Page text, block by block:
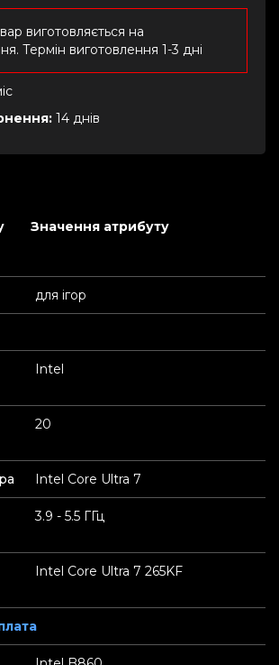
виготовляється на
Термін виготовлення 1-3 дні
14 днів
Значення атрибуту
для ігор
Intel
20
Intel Core Ultra 7
3.9 - 5.5 ГГц
Intel Core Ultra 7 265KF